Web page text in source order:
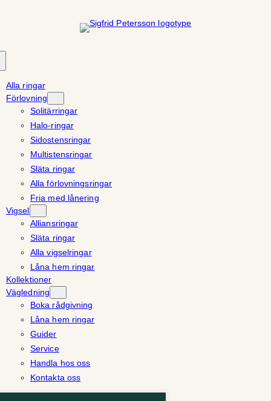
Alla ringar
Förlovning
Solitärringar
Halo-ringar
Sidostensringar
Multistensringar
Släta ringar
Alla förlovningsringar
Fria med lånering
Vigsel
Alliansringar
Släta ringar
Alla vigselringar
Låna hem ringar
Kollektioner
Vägledning
Boka rådgivning
Låna hem ringar
Guider
Service
Handla hos oss
Kontakta oss